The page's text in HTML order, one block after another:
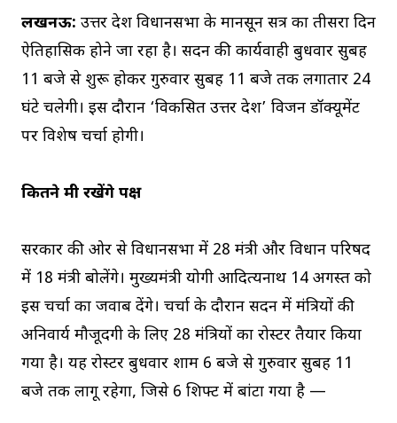
लखनऊ: उत्तर प्रदेश विधानसभा के मानसून सत्र का तीसरा दिन
ऐतिहासिक होने जा रहा है। सदन की कार्यवाही बुधवार सुबह
11 बजे से शुरू होकर गुरुवार सुबह 11 बजे तक लगातार 24
घंटे चलेगी। इस दौरान ‘विकसित उत्तर प्रदेश’ विजन डॉक्यूमेंट
पर विशेष चर्चा होगी।
कितने मंत्री रखेंगे पक्ष
सरकार की ओर से विधानसभा में 28 मंत्री और विधान परिषद
में 18 मंत्री बोलेंगे। मुख्यमंत्री योगी आदित्यनाथ 14 अगस्त को
इस चर्चा का जवाब देंगे। चर्चा के दौरान सदन में मंत्रियों की
अनिवार्य मौजूदगी के लिए 28 मंत्रियों का रोस्टर तैयार किया
गया है। यह रोस्टर बुधवार शाम 6 बजे से गुरुवार सुबह 11
बजे तक लागू रहेगा, जिसे 6 शिफ्ट में बांटा गया है —